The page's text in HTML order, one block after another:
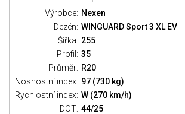
Výrobce: Nexen
Dezén: WINGUARD Sport 3 XL EV
Šířka: 255
Profil: 35
Průměr: R20
Nosnostní index: 97 (730 kg)
Rychlostní index: W (270 km/h)
DOT: 44/25